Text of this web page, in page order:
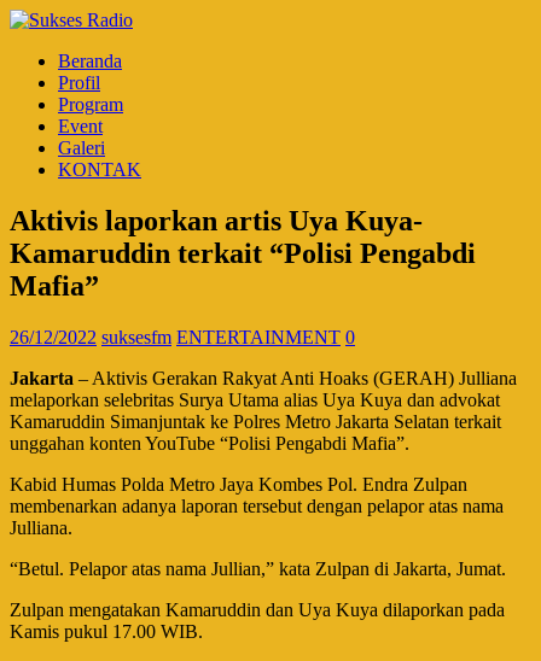
Beranda
Profil
Program
Event
Galeri
KONTAK
Aktivis laporkan artis Uya Kuya-
Kamaruddin terkait “Polisi Pengabdi
Mafia”
26/12/2022 suksesfm ENTERTAINMENT 0
Jakarta – Aktivis Gerakan Rakyat Anti Hoaks (GERAH) Julliana
melaporkan selebritas Surya Utama alias Uya Kuya dan advokat
Kamaruddin Simanjuntak ke Polres Metro Jakarta Selatan terkait
unggahan konten YouTube “Polisi Pengabdi Mafia”.
Kabid Humas Polda Metro Jaya Kombes Pol. Endra Zulpan
membenarkan adanya laporan tersebut dengan pelapor atas nama
Julliana.
“Betul. Pelapor atas nama Jullian,” kata Zulpan di Jakarta, Jumat.
Zulpan mengatakan Kamaruddin dan Uya Kuya dilaporkan pada
Kamis pukul 17.00 WIB.